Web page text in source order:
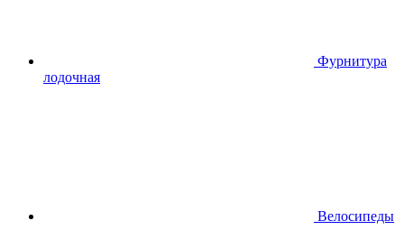
Фурнитура
лодочная
Велосипеды